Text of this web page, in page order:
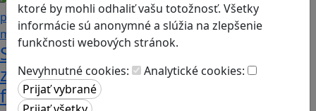
ktoré by mohli odhaliť vašu totožnosť. Všetky
informácie sú anonymné a slúžia na zlepšenie
funkčnosti webových stránok.
Nevyhnutné cookies:
Analytické cookies:
Stanete sa influencerom, keď budete
zdieľať iba pravdivé, nie alternatívne
fakty? Dozviete sa v hre Follow me